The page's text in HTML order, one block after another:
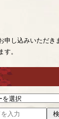
申し込みいただき
。